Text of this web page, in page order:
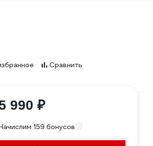
Сравнить
990 ₽
159 бонусов